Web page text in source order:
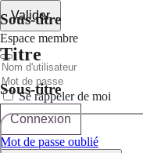
Sous-titre
Titre
Sous-titre
Valider
Espace membre
Se rappeler de moi
Connexion
Mot de passe oublié